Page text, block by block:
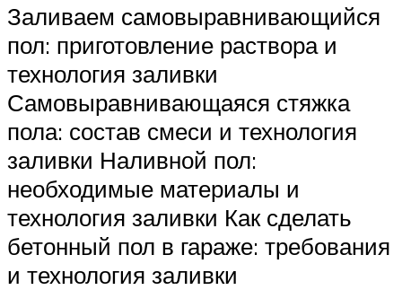
Заливаем самовыравнивающийся
пол: приготовление раствора и
технология заливки
Самовыравнивающаяся стяжка
пола: состав смеси и технология
заливки Наливной пол:
необходимые материалы и
технология заливки Как сделать
бетонный пол в гараже: требования
и технология заливки